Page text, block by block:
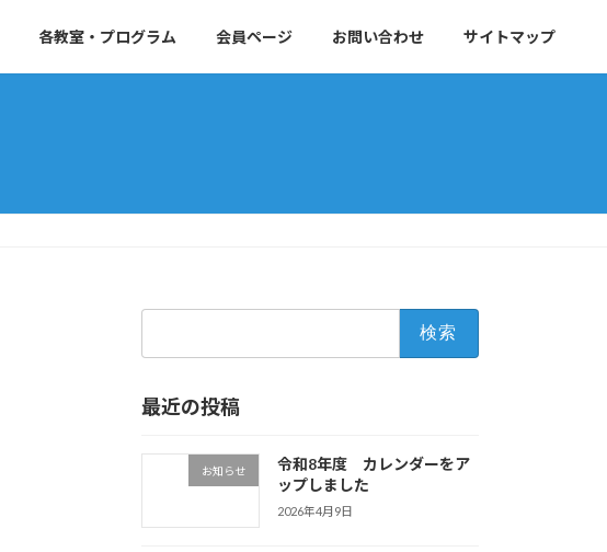
各教室・プログラム 会員ページ お問い合わせ サイトマップ
最近の投稿
お知らせ
令和8年度 カレンダーをア
ップしました
2026年4月9日